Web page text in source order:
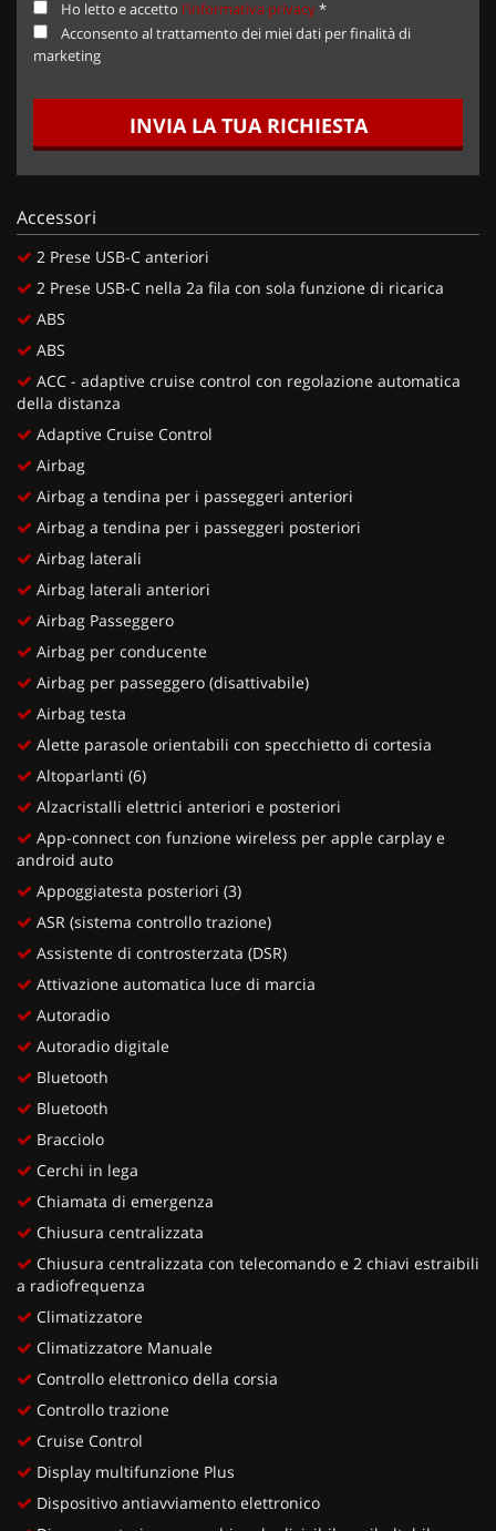
Ho letto e accetto l'informativa privacy*
Acconsento al trattamento dei miei dati per finalità di
marketing
INVIA LA TUA RICHIESTA
Accessori
2 Prese USB-C anteriori
2 Prese USB-C nella 2a fila con sola funzione di ricarica
ABS
ABS
ACC - adaptive cruise control con regolazione automatica
della distanza
Adaptive Cruise Control
Airbag
Airbag a tendina per i passeggeri anteriori
Airbag a tendina per i passeggeri posteriori
Airbag laterali
Airbag laterali anteriori
Airbag Passeggero
Airbag per conducente
Airbag per passeggero (disattivabile)
Airbag testa
Alette parasole orientabili con specchietto di cortesia
Altoparlanti (6)
Alzacristalli elettrici anteriori e posteriori
App-connect con funzione wireless per apple carplay e
android auto
Appoggiatesta posteriori (3)
ASR (sistema controllo trazione)
Assistente di controsterzata (DSR)
Attivazione automatica luce di marcia
Autoradio
Autoradio digitale
Bluetooth
Bluetooth
Bracciolo
Cerchi in lega
Chiamata di emergenza
Chiusura centralizzata
Chiusura centralizzata con telecomando e 2 chiavi estraibili
a radiofrequenza
Climatizzatore
Climatizzatore Manuale
Controllo elettronico della corsia
Controllo trazione
Cruise Control
Display multifunzione Plus
Dispositivo antiavviamento elettronico